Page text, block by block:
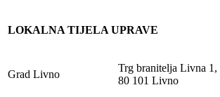
LOKALNA TIJELA UPRAVE
Grad Livno
Trg branitelja Livna 1,
80 101 Livno